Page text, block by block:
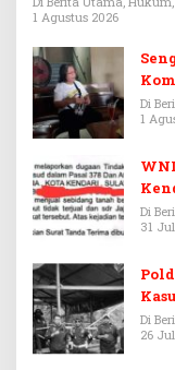
1 Agustus 2026
Di
1
Di
31
Di
26